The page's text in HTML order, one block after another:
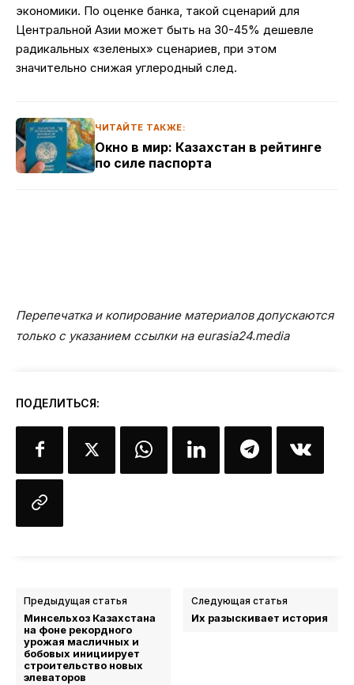
экономики. По оценке банка, такой сценарий для
Центральной Азии может быть на 30-45% дешевле
радикальных «зеленых» сценариев, при этом
значительно снижая углеродный след.
ЧИТАЙТЕ ТАКЖЕ:
Окно в мир: Казахстан в рейтинге
по силе паспорта
Перепечатка и копирование материалов допускаются
только с указанием ссылки на eurasia24.media
ПОДЕЛИТЬСЯ:
Предыдущая статья
Минсельхоз Казахстана
на фоне рекордного
урожая масличных и
бобовых инициирует
строительство новых
элеваторов
Следующая статья
Их разыскивает история